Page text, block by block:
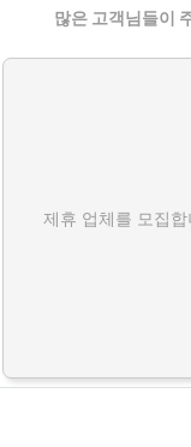
많은 고객님들이
제휴 업체를 모집합